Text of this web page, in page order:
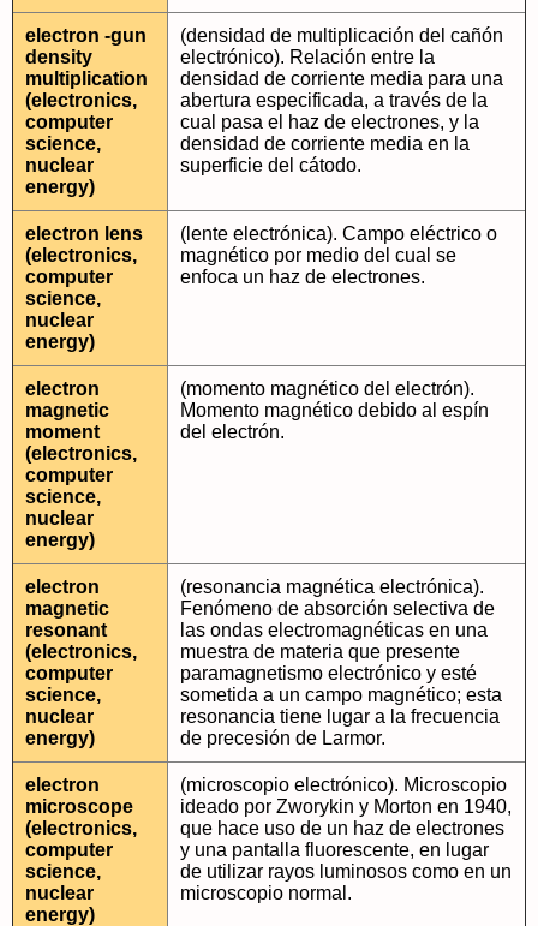
electron -gun
density
multiplication
(electronics,
computer
science,
nuclear
energy)
(densidad de multiplicación del cañón
electrónico). Relación entre la
densidad de corriente media para una
abertura especificada, a través de la
cual pasa el haz de electrones, y la
densidad de corriente media en la
superficie del cátodo.
electron lens
(electronics,
computer
science,
nuclear
energy)
(lente electrónica). Campo eléctrico o
magnético por medio del cual se
enfoca un haz de electrones.
electron
magnetic
moment
(electronics,
computer
science,
nuclear
energy)
(momento magnético del electrón).
Momento magnético debido al espín
del electrón.
electron
magnetic
resonant
(electronics,
computer
science,
nuclear
energy)
(resonancia magnética electrónica).
Fenómeno de absorción selectiva de
las ondas electromagnéticas en una
muestra de materia que presente
paramagnetismo electrónico y esté
sometida a un campo magnético; esta
resonancia tiene lugar a la frecuencia
de precesión de Larmor.
electron
microscope
(electronics,
computer
science,
nuclear
energy)
(microscopio electrónico). Microscopio
ideado por Zworykin y Morton en 1940,
que hace uso de un haz de electrones
y una pantalla fluorescente, en lugar
de utilizar rayos luminosos como en un
microscopio normal.